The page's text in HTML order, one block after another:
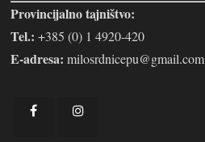
Provincijalno tajništvo:
Tel.:+385 (0) 1 4920-420
E-adresa:milosrdnicepu@gmail.com